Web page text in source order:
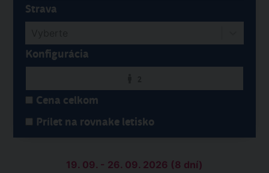
Strava
Konfigurácia
Cena celkom
Prílet na rovnake letisko
19. 09. - 26. 09. 2026 (8 dní)